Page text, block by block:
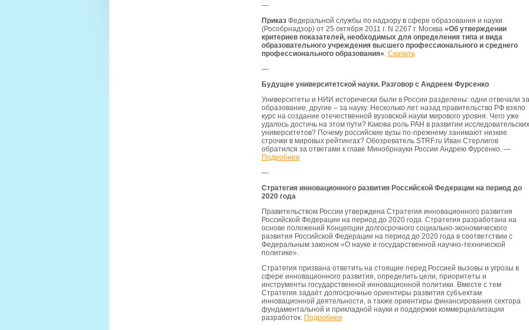
—
ПриказФедеральной службы по надзору в сфере образования и науки
(Рособрнадзор) от 25 октября 2011 г. N 2267 г. Москва «Об утверждении
критериев показателей, необходимых для определения типа и вида
образовательного учреждения высшего профессионального и среднего
профессионального образования». Скачать
—
Будущее университетской науки. Разговор с Андреем Фурсенко
Университеты и НИИ исторически были в России разделены: одни отвечали за
образование, другие – за науку. Несколько лет назад правительство РФ взяло
курс на создание отечественной вузовской науки мирового уровня. Чего уже
удалось достичь на этом пути? Какова роль РАН в развитии исследовательских
университетов? Почему российские вузы по-прежнему занимают низкие
строчки в мировых рейтингах? Обозреватель STRF.ru Иван Стерлигов
обратился за ответами к главе Минобрнауки России Андрею Фурсенко. —
Подробнее
—
Стратегия инновационного развития Российской Федерации на период до
2020 года
Правительством России утверждена Стратегия инновационного развития
Российской Федерации на период до 2020 года. Стратегия разработана на
основе положений Концепции долгосрочного социально-экономического
развития Российской Федерации на период до 2020 года в соответствии с
Федеральным законом «О науке и государственной научно-технической
политике».
Стратегия призвана ответить на стоящие перед Россией вызовы и угрозы в
сфере инновационного развития, определить цели, приоритеты и
инструменты государственной инновационной политики. Вместе с тем
Стратегия задаёт долгосрочные ориентиры развития субъектам
инновационной деятельности, а также ориентиры финансирования сектора
фундаментальной и прикладной науки и поддержки коммерциализации
разработок. Подробнее